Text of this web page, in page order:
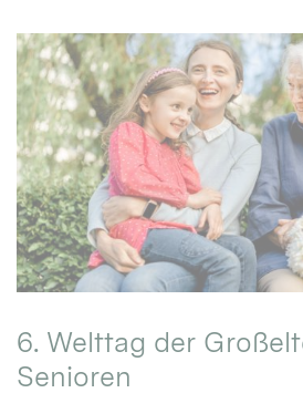
6. Welttag der
Senioren